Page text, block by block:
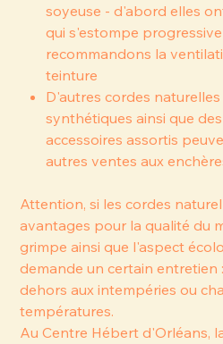
soyeuse - d'abord elles
qui s'estompe
recommandons la
teinture
D'autres cordes
synthétiques ainsi que
accessoires assortis
autres ventes aux
Attention, si les cordes
avantages pour la qualité du
grimpe ainsi que l'aspect
demande un certain entretien
dehors aux intempéries ou
températures.
Au Centre Hébert d'Orléans,